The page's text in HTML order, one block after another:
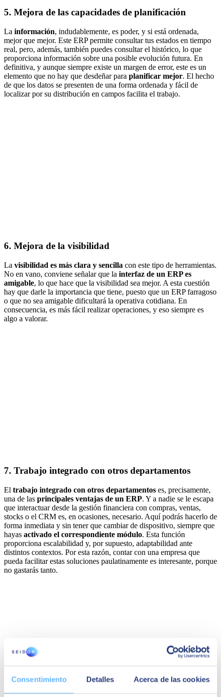
Consentimiento Detalles Acerca de las cookies
5. Mejora de las capacidades de planificación
La información, indudablemente, es poder, y si está ordenada,
mejor que mejor. Este ERP permite consultar tus estados en tiempo
real, pero, además, también puedes consultar el histórico, lo que
proporciona información sobre una posible evolución futura. En
definitiva, y aunque siempre existe un margen de error, este es un
elemento que no hay que desdeñar para planificar mejor. El hecho
de que los datos se presenten de una forma ordenada y fácil de
localizar por su distribución en campos facilita el trabajo.
6. Mejora de la visibilidad
La visibilidad es más clara y sencilla con este tipo de herramientas.
No en vano, conviene señalar que la interfaz de un ERP es
amigable, lo que hace que la visibilidad sea mejor. A esta cuestión
hay que darle la importancia que tiene, puesto que un ERP farragoso
o que no sea amigable dificultará la operativa cotidiana. En
consecuencia, es más fácil realizar operaciones, y eso siempre es
algo a valorar.
7. Trabajo integrado con otros departamentos
El trabajo integrado con otros departamentos es, precisamente,
una de las principales ventajas de un ERP. Y a nadie se le escapa
que interactuar desde la gestión financiera con compras, ventas,
stocks o el CRM es, en ocasiones, necesario. Aquí podrás hacerlo de
forma inmediata y sin tener que cambiar de dispositivo, siempre que
hayas activado el correspondiente módulo. Esta función
proporciona escalabilidad y, por supuesto, adaptabilidad ante
distintos contextos. Por esta razón, contar con una empresa que
pueda facilitar estas soluciones paulatinamente es interesante, porque
no gastarás tanto.